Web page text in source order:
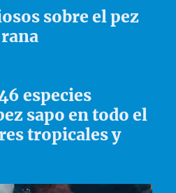
sobre el pez
rana
especies
sapo en todo el
tropicales y